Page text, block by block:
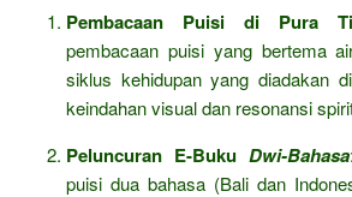
Pembacaan Puisi di Pura
pembacaan puisi yang bertema
siklus kehidupan yang diadakan
keindahan visual dan resonansi
Peluncuran E-Buku Dwi-Bahasa
puisi dua bahasa (Bali dan